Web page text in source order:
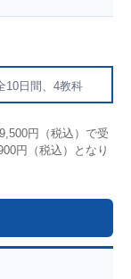
10日間、4教科
円（税込）で受
円（税込）となり